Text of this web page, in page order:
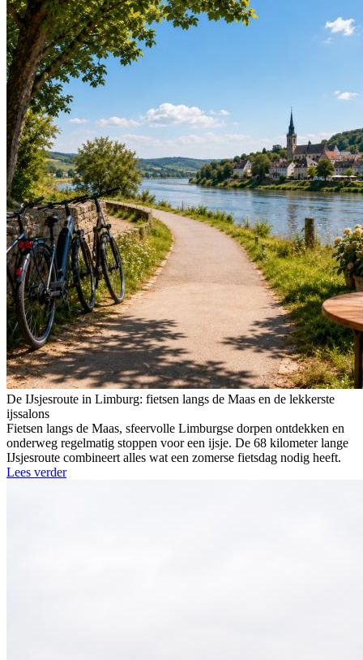
De IJsjesroute in Limburg: fietsen langs de Maas en de lekkerste
ijssalons
Fietsen langs de Maas, sfeervolle Limburgse dorpen ontdekken en
onderweg regelmatig stoppen voor een ijsje. De 68 kilometer lange
IJsjesroute combineert alles wat een zomerse fietsdag nodig heeft.
Lees verder